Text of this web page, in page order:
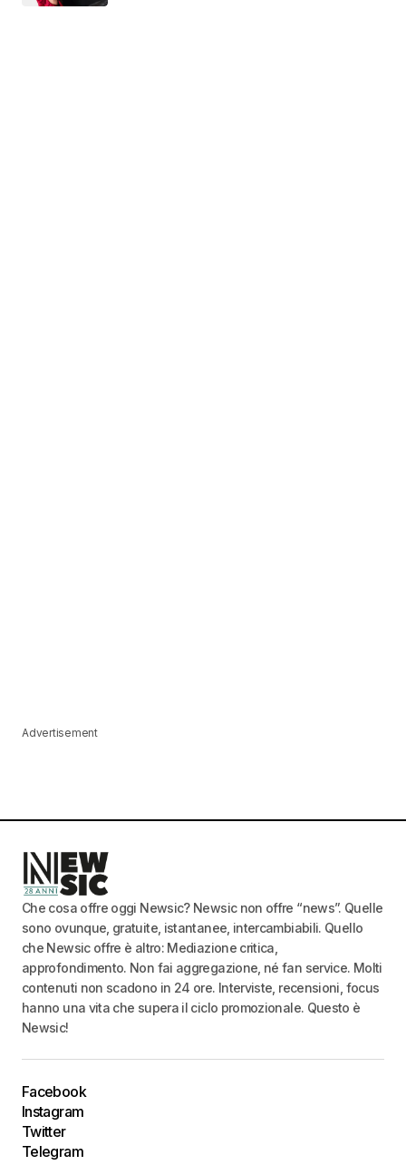
Advertisement
Che cosa offre oggi Newsic? Newsic non offre “news”. Quelle
sono ovunque, gratuite, istantanee, intercambiabili. Quello
che Newsic offre è altro: Mediazione critica,
approfondimento. Non fai aggregazione, né fan service. Molti
contenuti non scadono in 24 ore. Interviste, recensioni, focus
hanno una vita che supera il ciclo promozionale. Questo è
Newsic!
Facebook
Instagram
Twitter
Telegram